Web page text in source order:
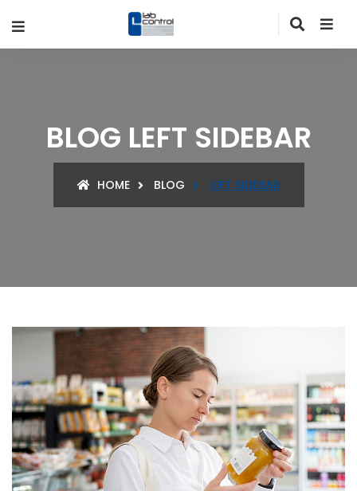
BLOG LEFT SIDEBAR
HOME BLOG LEFT SIDEBAR